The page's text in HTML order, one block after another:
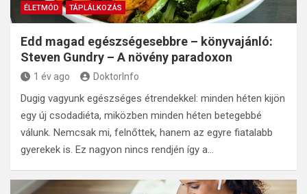
ÉLETMÓD TÁPLÁLKOZÁS
Edd magad egészségesebbre – könyvajánló:
Steven Gundry – A növény paradoxon
1 év ago DoktorInfo
Dugig vagyunk egészséges étrendekkel: minden héten kijön
egy új csodadiéta, miközben minden héten betegebbé
válunk. Nemcsak mi, felnőttek, hanem az egyre fiatalabb
gyerekek is. Ez nagyon nincs rendjén így a…